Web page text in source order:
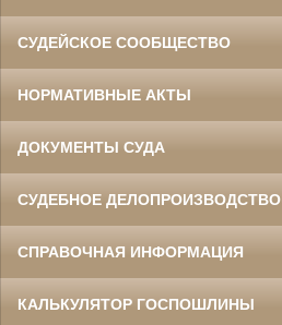
СУДЕЙСКОЕ СООБЩЕСТВО
НОРМАТИВНЫЕ АКТЫ
ДОКУМЕНТЫ СУДА
СУДЕБНОЕ ДЕЛОПРОИЗВОДСТВО
СПРАВОЧНАЯ ИНФОРМАЦИЯ
КАЛЬКУЛЯТОР ГОСПОШЛИНЫ